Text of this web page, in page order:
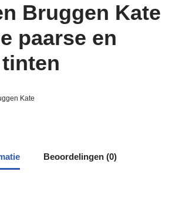
Bruggen Kate
paarse en
Kate
Beoordelingen (0)